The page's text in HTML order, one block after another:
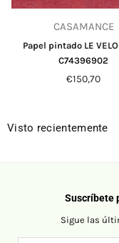
CASAMANCE
Papel pintado LE
C74396902
Precio
€150,70
Visto recientemente
Suscríbete
Sigue las